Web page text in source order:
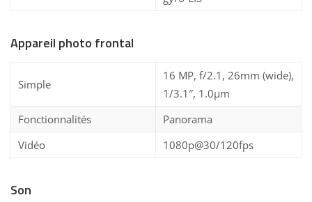
Appareil photo frontal
Simple
16 MP, f/2.1, 26mm (wide),
1/3.1″, 1.0µm
Fonctionnalités
Panorama
Vidéo
1080p@30/120fps
Son